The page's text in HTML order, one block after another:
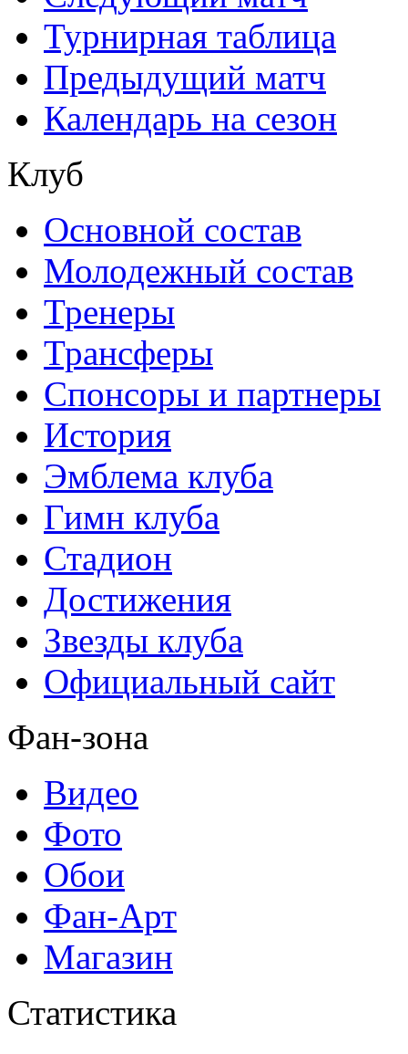
Турнирная таблица
Предыдущий матч
Календарь на сезон
Клуб
Основной состав
Молодежный состав
Тренеры
Трансферы
Спонсоры и партнеры
История
Эмблема клуба
Гимн клуба
Стадион
Достижения
Звезды клуба
Официальный сайт
Фан-зона
Видео
Фото
Обои
Фан-Арт
Магазин
Статистика